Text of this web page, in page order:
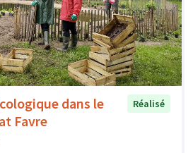
dans le
Favre
Réalisé